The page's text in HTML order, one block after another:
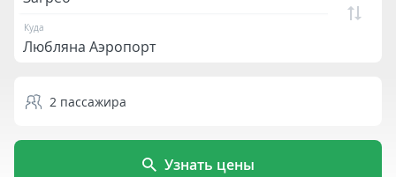
Куда
2 пассажира
Узнать цены